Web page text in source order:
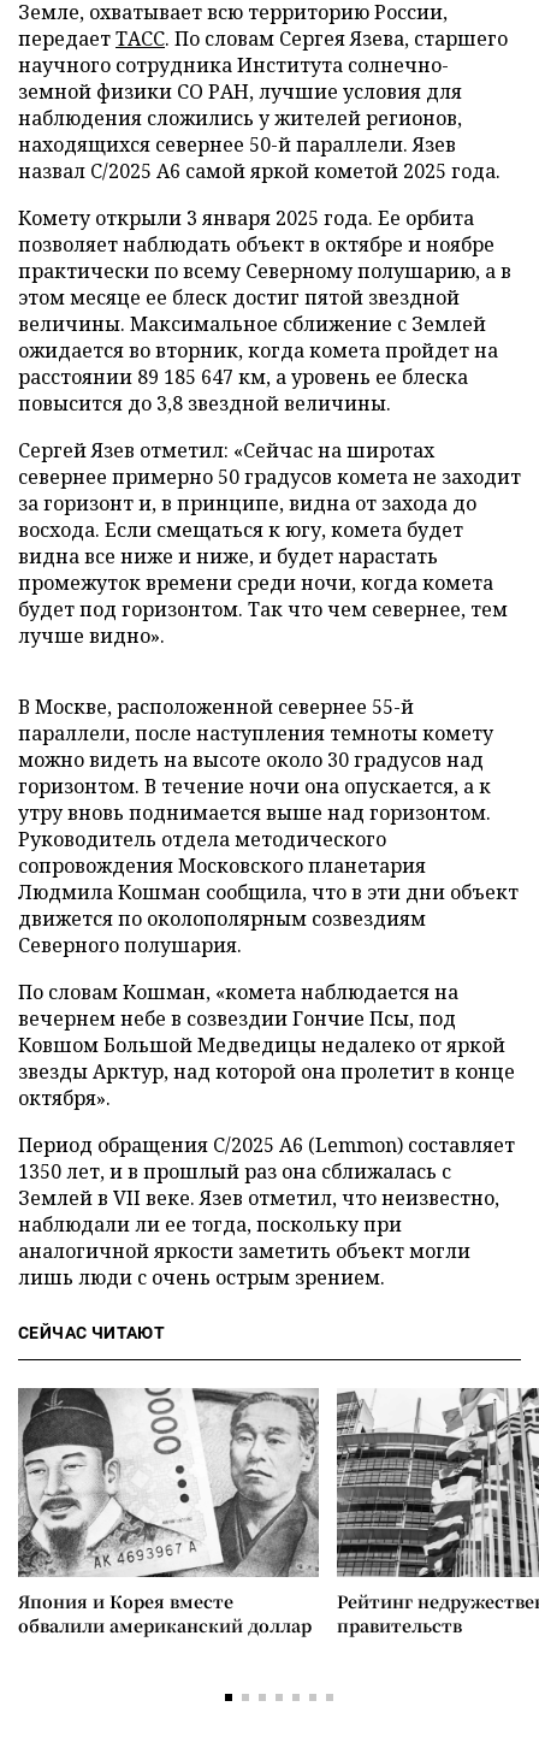
Земле, охватывает всю территорию России,
передаетТАСС. По словам Сергея Язева, старшего
научного сотрудника Института солнечно-
земной физики СО РАН, лучшие условия для
наблюдения сложились у жителей регионов,
находящихся севернее 50-й параллели. Язев
назвал C/2025 A6 самой яркой кометой 2025 года.
Комету открыли 3 января 2025 года. Ее орбита
позволяет наблюдать объект в октябре и ноябре
практически по всему Северному полушарию, а в
этом месяце ее блеск достиг пятой звездной
величины. Максимальное сближение с Землей
ожидается во вторник, когда комета пройдет на
расстоянии 89 185 647 км, а уровень ее блеска
повысится до 3,8 звездной величины.
Сергей Язев отметил: «Сейчас на широтах
севернее примерно 50 градусов комета не заходит
за горизонт и, в принципе, видна от захода до
восхода. Если смещаться к югу, комета будет
видна все ниже и ниже, и будет нарастать
промежуток времени среди ночи, когда комета
будет под горизонтом. Так что чем севернее, тем
лучше видно».
В Москве, расположенной севернее 55-й
параллели, после наступления темноты комету
можно видеть на высоте около 30 градусов над
горизонтом. В течение ночи она опускается, а к
утру вновь поднимается выше над горизонтом.
Руководитель отдела методического
сопровождения Московского планетария
Людмила Кошман сообщила, что в эти дни объект
движется по околополярным созвездиям
Северного полушария.
По словам Кошман, «комета наблюдается на
вечернем небе в созвездии Гончие Псы, под
Ковшом Большой Медведицы недалеко от яркой
звезды Арктур, над которой она пролетит в конце
октября».
Период обращения C/2025 A6 (Lemmon) составляет
1350 лет, и в прошлый раз она сближалась с
Землей в VII веке. Язев отметил, что неизвестно,
наблюдали ли ее тогда, поскольку при
аналогичной яркости заметить объект могли
лишь люди с очень острым зрением.
СЕЙЧАС ЧИТАЮТ
Япония и Корея вместе
обвалили американский доллар
Рейтинг
правительств